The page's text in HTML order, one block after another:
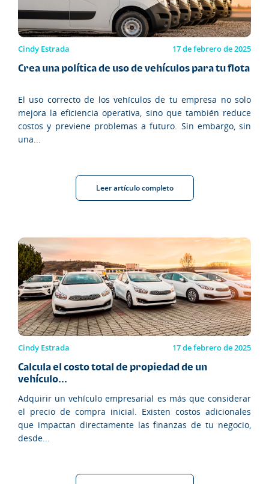
Cindy Estrada 17 de febrero de 2025
Crea una política de uso de vehículos para tu flota
El uso correcto de los vehículos de tu empresa no solo
mejora la eficiencia operativa, sino que también reduce
costos y previene problemas a futuro. Sin embargo, sin
una...
Leer artículo completo
Cindy Estrada 17 de febrero de 2025
Calcula el costo total de propiedad de un
vehículo...
Adquirir un vehículo empresarial es más que considerar
el precio de compra inicial. Existen costos adicionales
que impactan directamente las finanzas de tu negocio,
desde...